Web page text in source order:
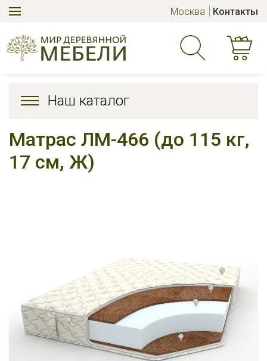
Москва Контакты
Наш каталог
Матрас ЛМ-466 (до 115 кг,
17 см, Ж)